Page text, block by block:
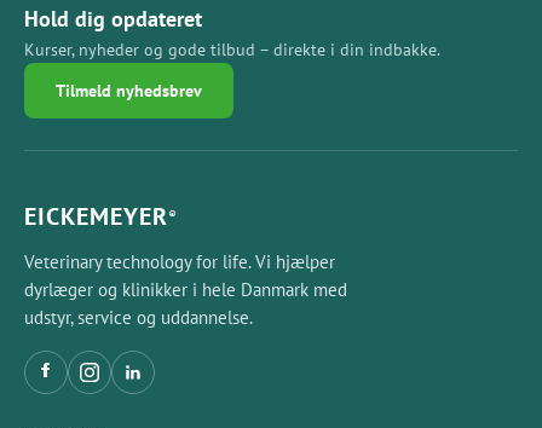
Hold dig opdateret
Kurser, nyheder og gode tilbud – direkte i din indbakke.
Tilmeld nyhedsbrev
EICKEMEYER®
Veterinary technology for life. Vi hjælper
dyrlæger og klinikker i hele Danmark med
udstyr, service og uddannelse.